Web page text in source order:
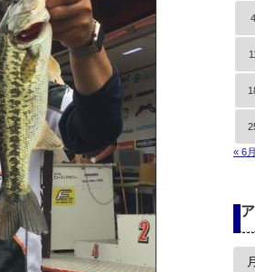
4
« 6月
ア